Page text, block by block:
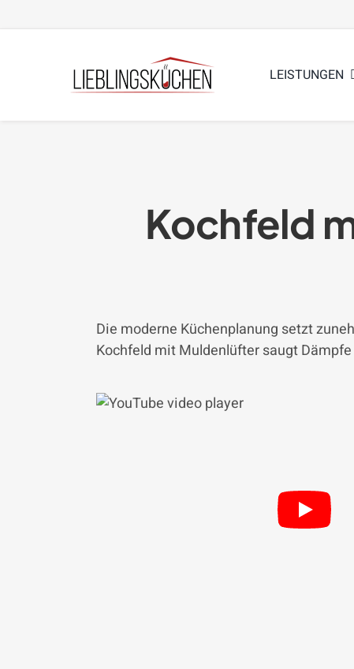
Inhalt
LEISTUNGEN
Kochfeld
Die moderne Küchenplanung setzt
Kochfeld mit Muldenlüfter saugt